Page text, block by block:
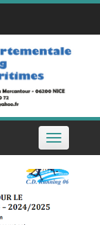
Toggle
navigation